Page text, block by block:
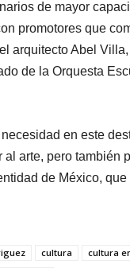
de mayor
promotores que
arquitecto Abel
de la Orquesta
en este
al arte, pero también
de México, que
cultura
cultura